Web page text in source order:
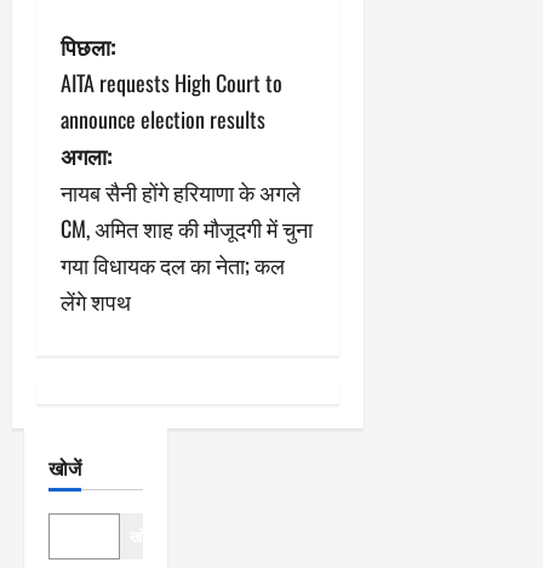
पो
स्ट
ने
वि
गे
श
पिछला:
AITA requests High Court to
announce election results
अगला:
नायब सैनी होंगे हरियाणा के अगले
CM, अमित शाह की मौजूदगी में चुना
गया विधायक दल का नेता; कल
लेंगे शपथ
खोजें